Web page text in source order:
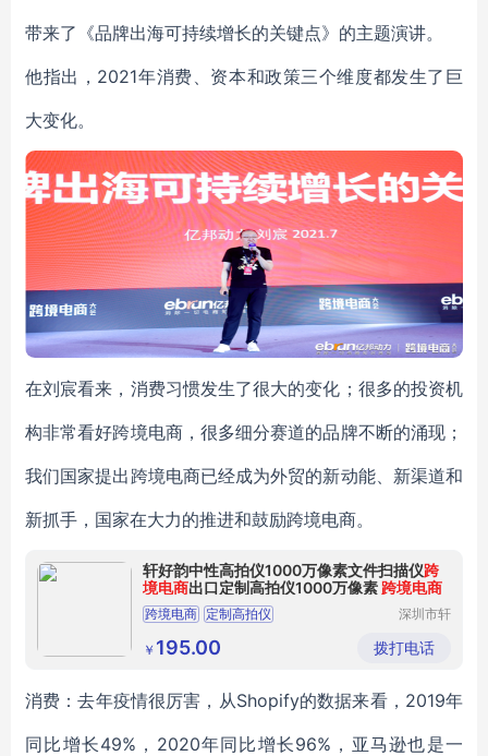
带来了《品牌出海可持续增长的关键点》的主题演讲。
他指出，2021年消费、资本和政策三个维度都发生了巨
大变化。
在刘宸看来，消费习惯发生了很大的变化；很多的投资机
构非常看好跨境电商，很多细分赛道的品牌不断的涌现；
我们国家提出跨境电商已经成为外贸的新动能、新渠道和
新抓手，国家在大力的推进和鼓励跨境电商。
轩好韵中性高拍仪1000万像素文件扫描仪跨
境电商出口定制高拍仪1000万像素跨境电商
跨境电商 定制高拍仪
深圳市轩
有限公司
￥ 195.00 拨打电话
消费：去年疫情很厉害，从Shopify的数据来看，2019年
同比增长49%，2020年同比增长96%，亚马逊也是一